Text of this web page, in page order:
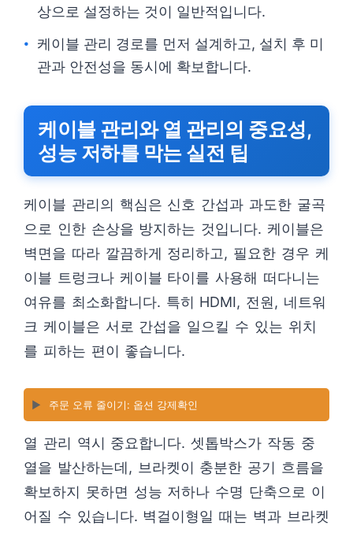
상으로 설정하는 것이 일반적입니다.
케이블 관리 경로를 먼저 설계하고, 설치 후 미
관과 안전성을 동시에 확보합니다.
케이블 관리와 열 관리의 중요성,
성능 저하를 막는 실전 팁
케이블 관리의 핵심은 신호 간섭과 과도한 굴곡
으로 인한 손상을 방지하는 것입니다. 케이블은
벽면을 따라 깔끔하게 정리하고, 필요한 경우 케
이블 트렁크나 케이블 타이를 사용해 떠다니는
여유를 최소화합니다. 특히 HDMI, 전원, 네트워
크 케이블은 서로 간섭을 일으킬 수 있는 위치
를 피하는 편이 좋습니다.
▶️ 주문 오류 줄이기: 옵션 강제확인
열 관리 역시 중요합니다. 셋톱박스가 작동 중
열을 발산하는데, 브라켓이 충분한 공기 흐름을
확보하지 못하면 성능 저하나 수명 단축으로 이
어질 수 있습니다. 벽걸이형일 때는 벽과 브라켓